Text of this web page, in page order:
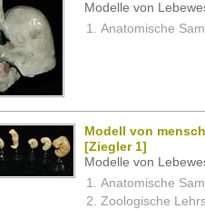
Modelle von
Anatomische
Modell von
[Ziegler 1]
Modelle von
Anatomische
Zoologische